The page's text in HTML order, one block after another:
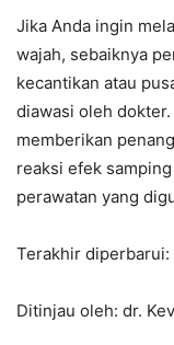
Jika Anda ingin
wajah, sebaiknya
kecantikan atau
diawasi oleh
memberikan
reaksi efek
perawatan yang
Terakhir
Ditinjau oleh: dr.